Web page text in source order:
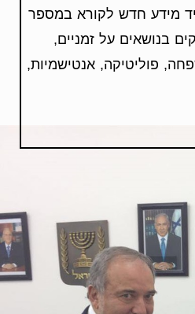
מידע חדש לקורא במספר
בנושאים על זמניים,
פוליטיקה, אנטישמיות,